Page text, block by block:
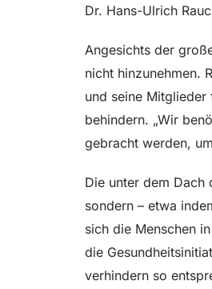
Dr. Hans-Ulrich
Angesichts der
nicht hinzunehmen.
und seine
behindern. „Wir
gebracht werden,
Die unter dem Dach
sondern – etwa
sich die Menschen
die
verhindern so